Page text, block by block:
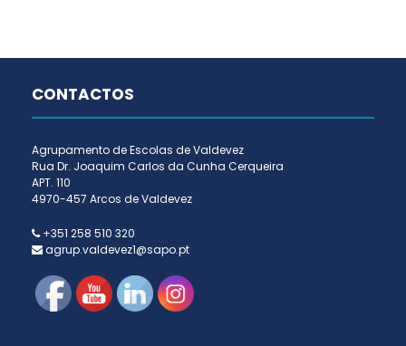
CONTACTOS
Agrupamento de Escolas de Valdevez
Rua Dr. Joaquim Carlos da Cunha Cerqueira
APT. 110
4970-457 Arcos de Valdevez
+351 258 510 320
agrup.valdevez1@sapo.pt